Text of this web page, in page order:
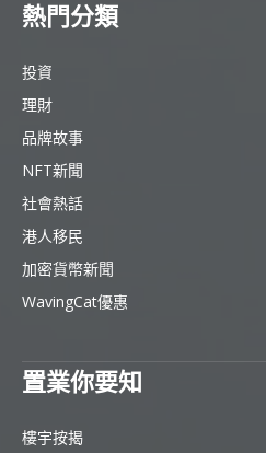
熱門分類
投資
理財
品牌故事
NFT新聞
社會熱話
港人移民
加密貨幣新聞
WavingCat優惠
置業你要知
樓宇按揭